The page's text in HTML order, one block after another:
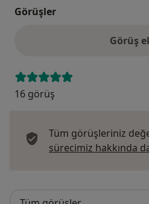
Görüşler
Görüş
16 görüş
Tüm görüşleriniz
sürecimiz hakkında